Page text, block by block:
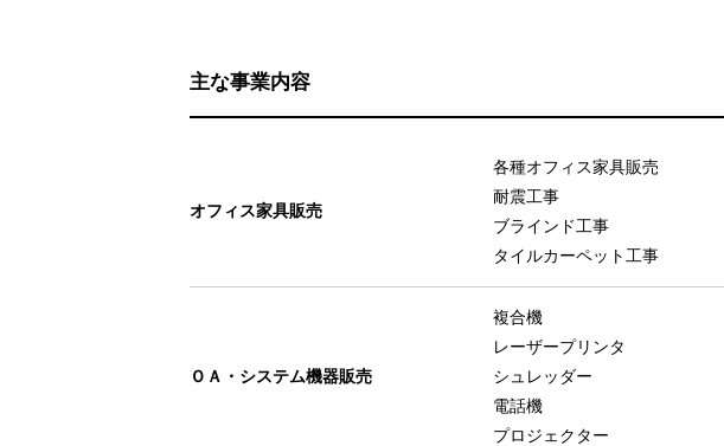
主な事業内容
オフィス家具販売
各種オフィス家具販売
耐震工事
ブラインド工事
タイルカーペット工事
ＯＡ・システム機器販売
複合機
レーザープリンタ
シュレッダー
電話機
プロジェクター